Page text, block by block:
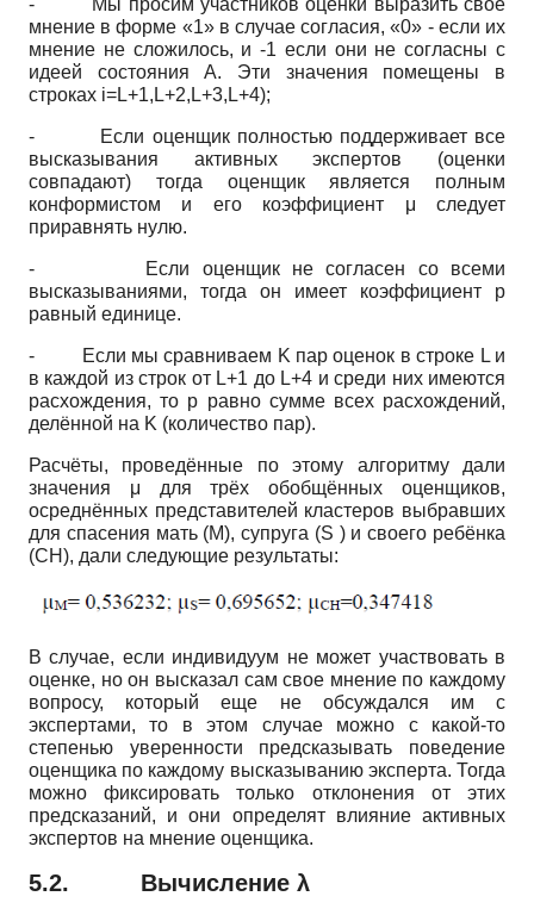
мнение в форме «1» в случае согласия, «0» - если их
мнение не сложилось, и -1 если они не согласны с
идеей состояния А. Эти значения помещены в
строках i=L+1,L+2,L+3,L+4);
- Если оценщик полностью поддерживает все
высказывания активных экспертов (оценки
совпадают) тогда оценщик является полным
конформистом и его коэффициент μ следует
приравнять нулю.
-
Если оценщик не согласен со всеми
высказываниями, тогда он имеет коэффициент р
равный единице.
-
Если мы сравниваем K пар оценок в строке L и
в каждой из строк от L+1 до L+4 и среди них имеются
расхождения, то р равно сумме всех расхождений,
делённой на K (количество пар).
Расчёты, проведённые по этому алгоритму дали
значения μ для трёх обобщённых оценщиков,
осреднённых представителей кластеров выбравших
для спасения мать (M), супруга (S ) и своего ребёнка
(CH), дали следующие результаты:
В случае, если индивидуум не может участвовать в
оценке, но он высказал сам свое мнение по каждому
вопросу, который еще не обсуждался им с
экспертами, то в этом случае можно с какой-то
степенью уверенности предсказывать поведение
оценщика по каждому высказыванию эксперта. Тогда
можно фиксировать только отклонения от этих
предсказаний, и они определят влияние активных
экспертов на мнение оценщика.
5.2. Вычисление λ